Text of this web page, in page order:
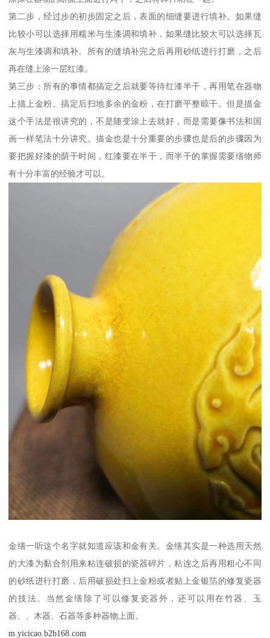
第二步，经过步的初步固定之后，表面的细缝要进行填补。如果缝
比较小可以选择用糯米与生漆调和填补，如果缝比较大可以选择瓦
灰与生漆调和填补。所有的缝填补完之后再用砂纸进行打磨，之后
再在缝上涂一层红漆。
第三步：所有的事情都搞定之后就要等待红漆半干，再用笔在器物
上描上金粉。搞定后扫地多余的金粉，在打磨平整晾干。但是描金
这个手法是很讲究的，不是随变涂上去就好，而是需要像书法和国
画一样笔法十分讲究。描金也是十分重要的步骤也是后的步骤因为
要把握好漆的荫干时间，红漆要在半干，而半干的掌握需要缮物师
有十分丰富的经验才可以。
金缮一听这个名字就知道应该和金有关。金缮其实是一种选用天然
的大漆为黏合剂用来粘连破损的瓷器碎片，粘连之后再用粗心不同
的砂纸进行打磨，后用破损处扫上金粉或者贴上金银箔的修复瓷器
的技法。当然金缮除了可以修复瓷器外，还可以用在竹器、玉
器、、木器、石器等多种器物上面。
m.yicicao.b2b168.com